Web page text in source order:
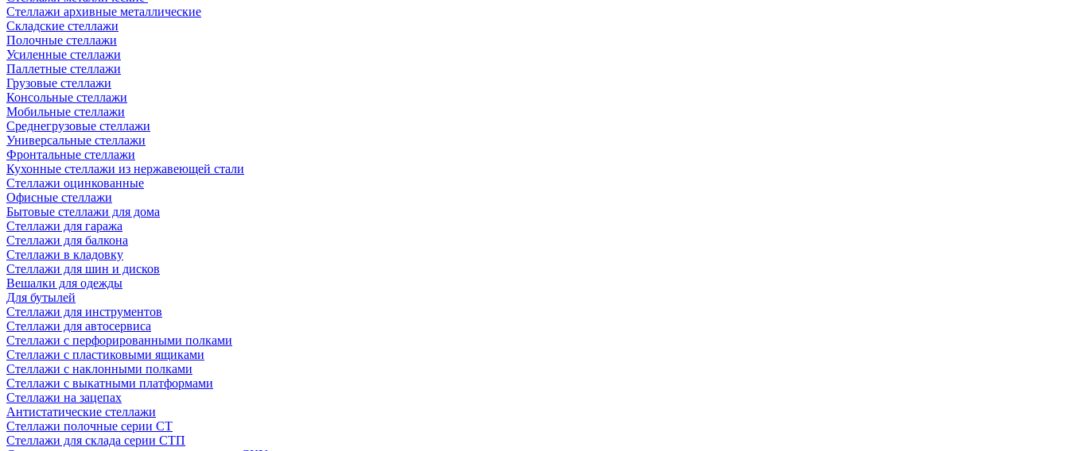
Cтеллажи архивные металлические
Складские стеллажи
Полочные стеллажи
Усиленные стеллажи
Паллетные стеллажи
Грузовые стеллажи
Консольные стеллажи
Мобильные стеллажи
Среднегрузовые стеллажи
Универсальные стеллажи
Фронтальные стеллажи
Кухонные стеллажи из нержавеющей стали
Стеллажи оцинкованные
Офисные стеллажи
Бытовые стеллажи для дома
Стеллажи для гаража
Стеллажи для балкона
Стеллажи в кладовку
Стеллажи для шин и дисков
Вешалки для одежды
Для бутылей
Стеллажи для инструментов
Стеллажи для автосервиса
Стеллажи с перфорированными полками
Стеллажи с пластиковыми ящиками
Стеллажи с наклонными полками
Стеллажи с выкатными платформами
Стеллажи на зацепах
Антистатические стеллажи
Стеллажи полочные серии СТ
Стеллажи для склада серии СТП